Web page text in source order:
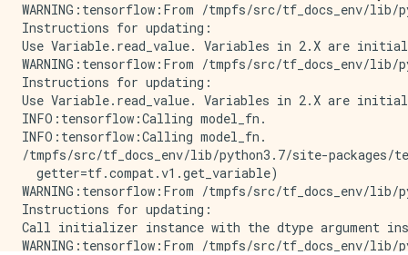
WARNING:tensorflow:From /tmpfs/src/
Instructions for updating:
Use Variable.read_value. Variables in 2.X are
WARNING:tensorflow:From /tmpfs/src/
Instructions for updating:
Use Variable.read_value. Variables in 2.X are
INFO:tensorflow:Calling model_fn.
INFO:tensorflow:Calling model_fn.
/tmpfs/src/tf_docs_env/lib/python3.7/site-packages/
  getter=tf.compat.v1.get_variable)
WARNING:tensorflow:From /tmpfs/src/
Instructions for updating:
Call initializer instance with the dtype argument
WARNING:tensorflow:From /tmpfs/src/